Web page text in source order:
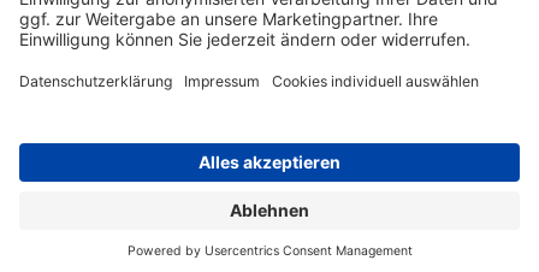
und Toner für alle gängigen Druckermodelle – großer sowie
kleiner Hersteller. Zugleich sind wir Ihr Online Fachhandel für
einrichten, die Werkstatt ausstatten oder den Alltag mit
was Ihren Arbeitsplatz noch komfortabler macht, finden Sie
bei uns auch Bastelspaß, Schulbedarf, Beleuchtung,
für die ganze Familie. Entdecken Sie günstige Angebote und
allerlei Ideen auf Druckerzubehoer.de!